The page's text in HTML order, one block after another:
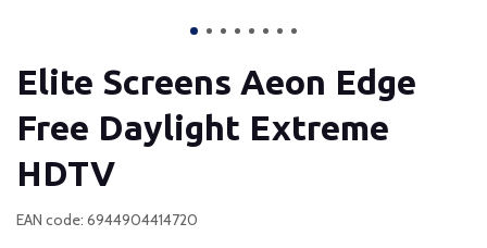
Elite Screens Aeon Edge
Free Daylight Extreme
HDTV
EAN code: 6944904414720